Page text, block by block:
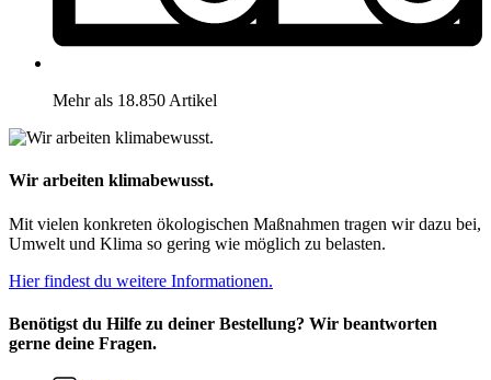
Mehr als 18.850 Artikel
Wir arbeiten klimabewusst.
Mit vielen konkreten ökologischen Maßnahmen tragen wir dazu bei,
Umwelt und Klima so gering wie möglich zu belasten.
Hier findest du weitere Informationen.
Benötigst du Hilfe zu deiner Bestellung? Wir beantworten
gerne deine Fragen.